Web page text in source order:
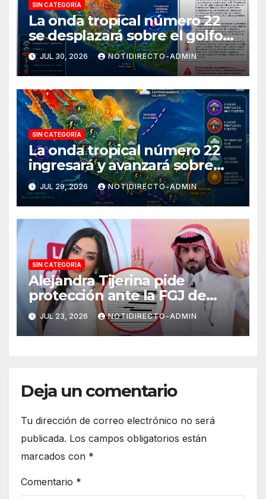
SIN CATEGORÍA
La onda tropical número 22
se desplazará sobre el golfo
de Tehuantepec y el sur del
país
JUL 30, 2026 NOTIDIRECTO-ADMIN
SIN CATEGORÍA
La onda tropical número 22
ingresará y avanzará sobre
México
JUL 29, 2026 NOTIDIRECTO-ADMIN
SIN CATEGORÍA
Alejandra Tijerina pide
protección ante la FGJ de
CdMx por vîolêncîa mediática
y psicológica de Masad
Altamimi, integrante de La
JUL 23, 2026 NOTIDIRECTO-ADMIN
Deja un comentario
Tu dirección de correo electrónico no será
publicada. Los campos obligatorios están
marcados con *
Comentario *